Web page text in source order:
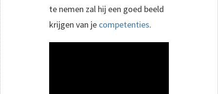
te nemen zal hij een goed beeld
krijgen van je competenties.